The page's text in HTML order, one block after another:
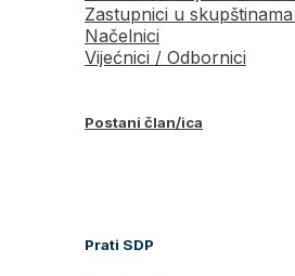
Zastupnici u
Načelnici
Vijećnici / Odbornici
Postani član/ica
Prati SDP